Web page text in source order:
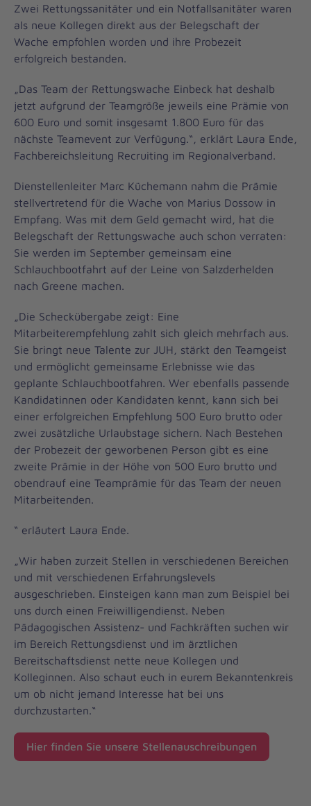
Zwei Rettungssanitäter und ein Notfallsanitäter waren
als neue Kollegen direkt aus der Belegschaft der
Wache empfohlen worden und ihre Probezeit
erfolgreich bestanden.
„Das Team der Rettungswache Einbeck hat deshalb
jetzt aufgrund der Teamgröße jeweils eine Prämie von
600 Euro und somit insgesamt 1.800 Euro für das
nächste Teamevent zur Verfügung.“, erklärt Laura Ende,
Fachbereichsleitung Recruiting im Regionalverband.
Dienstellenleiter Marc Küchemann nahm die Prämie
stellvertretend für die Wache von Marius Dossow in
Empfang. Was mit dem Geld gemacht wird, hat die
Belegschaft der Rettungswache auch schon verraten:
Sie werden im September gemeinsam eine
Schlauchbootfahrt auf der Leine von Salzderhelden
nach Greene machen.
„Die Scheckübergabe zeigt: Eine
Mitarbeiterempfehlung zahlt sich gleich mehrfach aus.
Sie bringt neue Talente zur JUH, stärkt den Teamgeist
und ermöglicht gemeinsame Erlebnisse wie das
geplante Schlauchbootfahren. Wer ebenfalls passende
Kandidatinnen oder Kandidaten kennt, kann sich bei
einer erfolgreichen Empfehlung 500 Euro brutto oder
zwei zusätzliche Urlaubstage sichern. Nach Bestehen
der Probezeit der geworbenen Person gibt es eine
zweite Prämie in der Höhe von 500 Euro brutto und
obendrauf eine Teamprämie für das Team der neuen
Mitarbeitenden.
“ erläutert Laura Ende.
„Wir haben zurzeit Stellen in verschiedenen Bereichen
und mit verschiedenen Erfahrungslevels
ausgeschrieben. Einsteigen kann man zum Beispiel bei
uns durch einen Freiwilligendienst. Neben
Pädagogischen Assistenz- und Fachkräften suchen wir
im Bereich Rettungsdienst und im ärztlichen
Bereitschaftsdienst nette neue Kollegen und
Kolleginnen. Also schaut euch in eurem Bekanntenkreis
um ob nicht jemand Interesse hat bei uns
durchzustarten.“
Hier finden Sie unsere Stellenauschreibungen